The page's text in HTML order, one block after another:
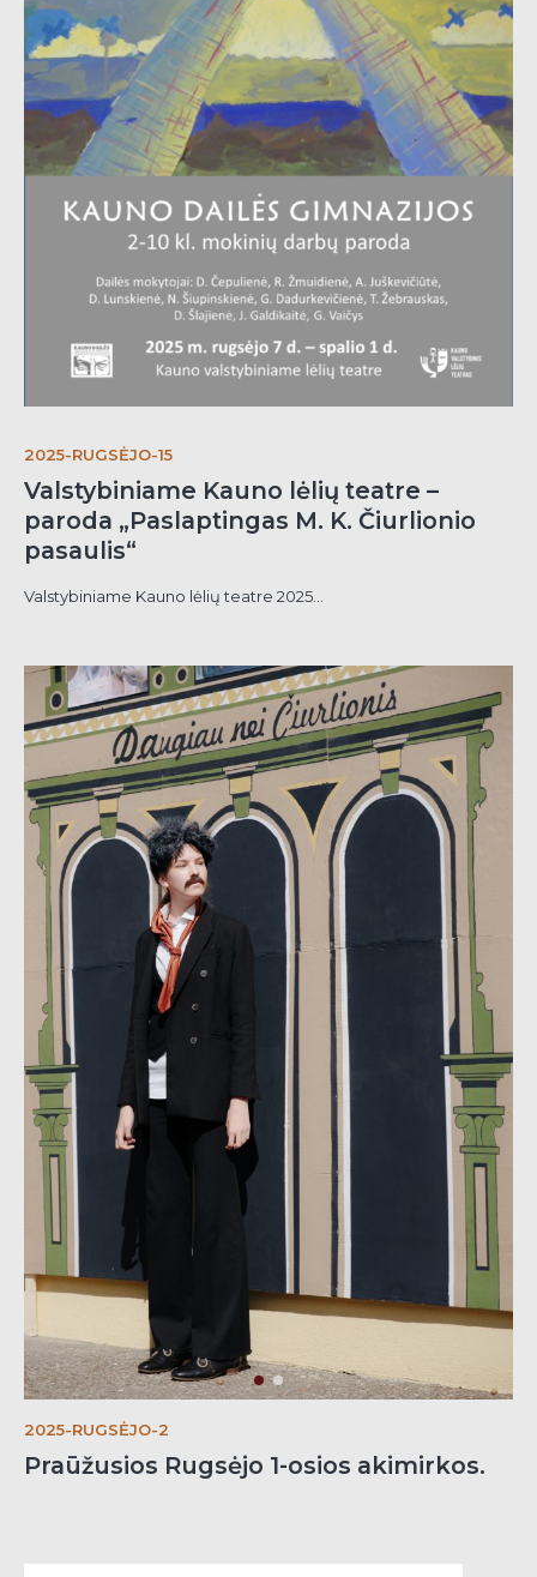
2025-RUGSĖJO-15
Valstybiniame Kauno lėlių teatre –
paroda „Paslaptingas M. K. Čiurlionio
pasaulis“
Valstybiniame Kauno lėlių teatre 2025...
2025-RUGSĖJO-2
Praūžusios Rugsėjo 1-osios akimirkos.